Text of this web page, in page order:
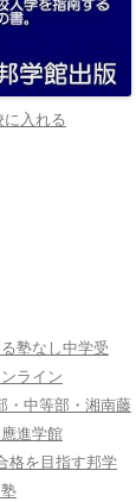
入れる
塾なし中学受
ライン
・中等部・湘南藤
進学館
格を目指す邦学